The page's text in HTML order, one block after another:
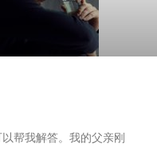
帮我解答。我的父亲刚